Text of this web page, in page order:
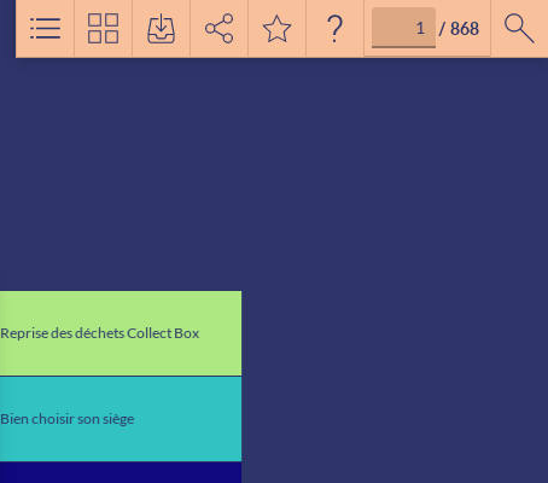
Reprise des déchets Collect Box
Bien choisir son siège
/ 868